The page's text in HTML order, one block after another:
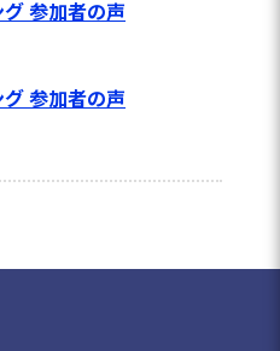
参加者の声
参加者の声